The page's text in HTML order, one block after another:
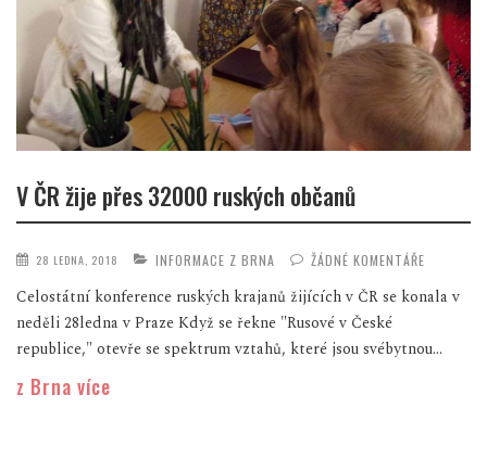
V ČR žije přes 32000 ruských občanů
28 LEDNA, 2018 INFORMACE Z BRNA ŽÁDNÉ KOMENTÁŘE
Celostátní konference ruských krajanů žijících v ČR se konala v
neděli 28ledna v Praze Když se řekne "Rusové v České
republice," otevře se spektrum vztahů, které jsou svébytnou...
z Brna více